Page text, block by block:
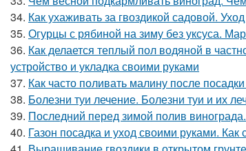
34. Как ухаживать за гвоздикой садовой.
35. Огурцы с рябиной на зиму без уксуса.
36. Как делается теплый пол водяной в
устройство и укладка своими руками
37. Как часто поливать малину после
38. Болезни туи лечение. Болезни туи и их
39. Последний перед зимой полив
40. Газон посадка и уход своими руками. Как